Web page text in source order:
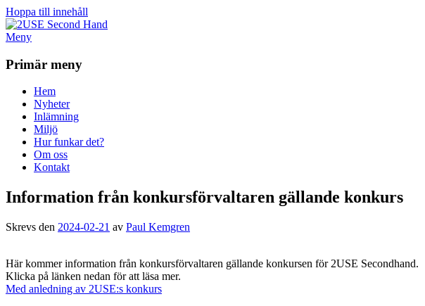
Hoppa till innehåll
Meny
Primär meny
Hem
Nyheter
Inlämning
Miljö
Hur funkar det?
Om oss
Kontakt
Information från konkursförvaltaren gällande konkurs
Skrevs den 2024-02-21 av Paul Kemgren
Här kommer information från konkursförvaltaren gällande konkursen för 2USE Secondhand.
Klicka på länken nedan för att läsa mer.
Med anledning av 2USE:s konkurs